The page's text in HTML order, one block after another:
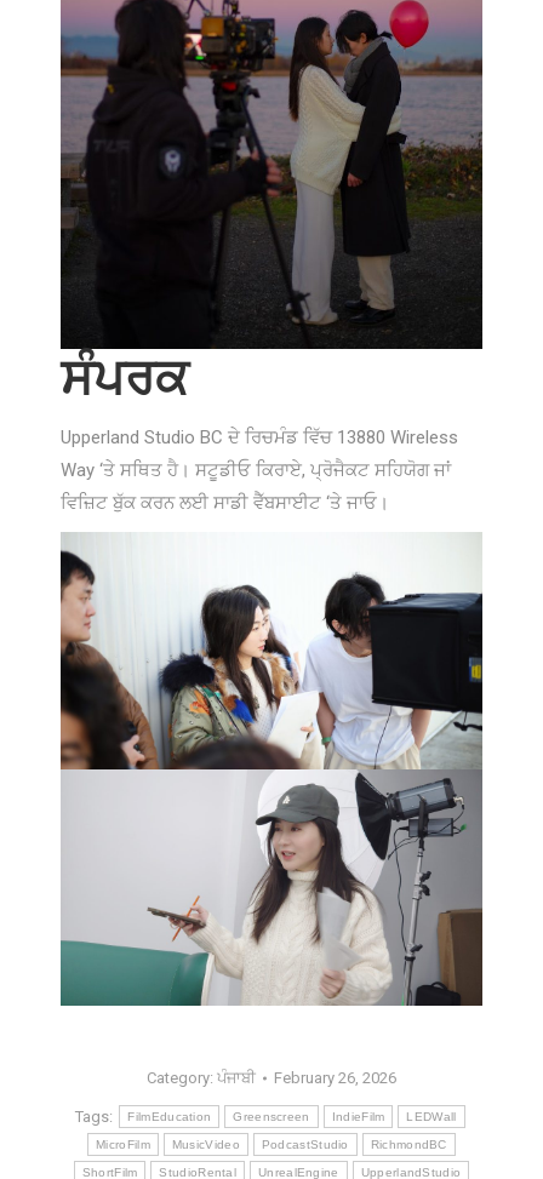
ਸੰਪਰਕ
Upperland Studio BC ਦੇ ਰਿਚਮੰਡ ਵਿੱਚ 13880 Wireless
Way ‘ਤੇ ਸਥਿਤ ਹੈ। ਸਟੂਡੀਓ ਕਿਰਾਏ, ਪ੍ਰੋਜੈਕਟ ਸਹਿਯੋਗ ਜਾਂ
ਵਿਜ਼ਿਟ ਬੁੱਕ ਕਰਨ ਲਈ ਸਾਡੀ ਵੈੱਬਸਾਈਟ ‘ਤੇ ਜਾਓ।
Category: ਪੰਜਾਬੀ February 26, 2026
Tags: FilmEducation Greenscreen IndieFilm LEDWall
MicroFilm MusicVideo PodcastStudio RichmondBC
ShortFilm StudioRental UnrealEngine UpperlandStudio